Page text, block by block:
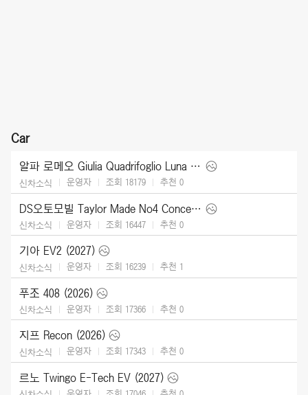
Car
알파 로메오 Giulia Quadrifoglio Luna Rossa (2026)
신차소식 운영자 조회 18179 추천 0
DS오토모빌 Taylor Made No4 Concept (2026)
신차소식 운영자 조회 16447 추천 0
기아 EV2 (2027)
신차소식 운영자 조회 16239 추천 1
푸조 408 (2026)
신차소식 운영자 조회 17366 추천 0
지프 Recon (2026)
신차소식 운영자 조회 17343 추천 0
르노 Twingo E-Tech EV (2027)